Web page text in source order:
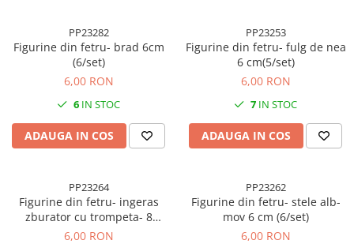
Accesorii panouri, table
Baterii, Acumlatori
Caiet mecanic, Clipboard
Ecusoane
Mape, Folii plastice
Panouri, Table
Suporturi birou
Arhivare
Bibliorafturi, Alonje
Dozatoare
Coronite
Pudra cu efect de catifea
Pudra minerala
Scoala & Arta
Speciale
Cuttere, foarfeci
Lipit
Modelaj, pictat
Perforatoare
Stampile
PP23282
Figurine din fetru- brad 6cm
(6/set)
6,00 RON
6 IN STOC
ADAUGA IN COS
PP23253
Figurine din fetru- fulg de nea
6 cm(5/set)
6,00 RON
7 IN STOC
ADAUGA IN COS
PP23264
Figurine din fetru- ingeras
zburator cu trompeta- 8
cm(6/set)
6,00 RON
PP23262
Figurine din fetru- stele alb-
mov 6 cm (6/set)
6,00 RON